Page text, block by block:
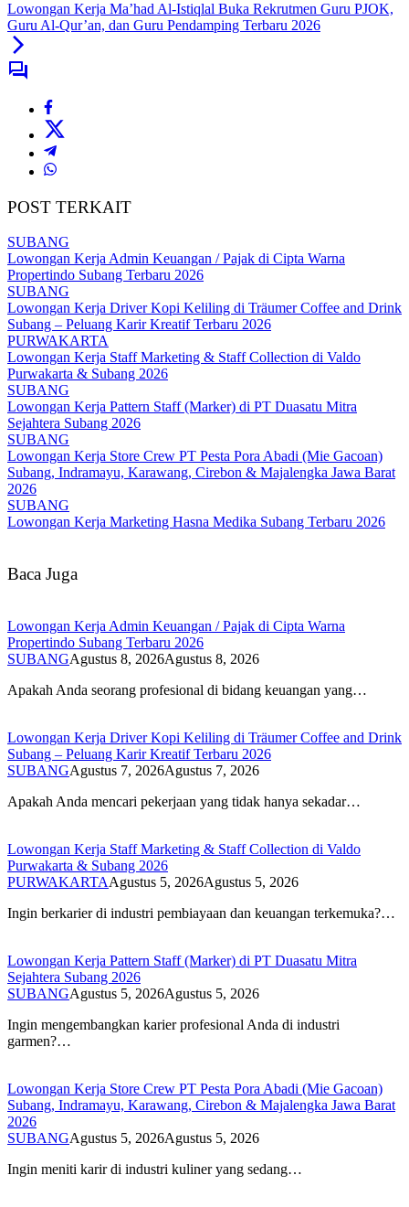
Lowongan Kerja Ma’had Al-Istiqlal Buka Rekrutmen Guru PJOK,
Guru Al-Qur’an, dan Guru Pendamping Terbaru 2026
POST TERKAIT
SUBANG
Lowongan Kerja Admin Keuangan / Pajak di Cipta Warna
Propertindo Subang Terbaru 2026
SUBANG
Lowongan Kerja Driver Kopi Keliling di Träumer Coffee and Drink
Subang – Peluang Karir Kreatif Terbaru 2026
PURWAKARTA
Lowongan Kerja Staff Marketing & Staff Collection di Valdo
Purwakarta & Subang 2026
SUBANG
Lowongan Kerja Pattern Staff (Marker) di PT Duasatu Mitra
Sejahtera Subang 2026
SUBANG
Lowongan Kerja Store Crew PT Pesta Pora Abadi (Mie Gacoan)
Subang, Indramayu, Karawang, Cirebon & Majalengka Jawa Barat
2026
SUBANG
Lowongan Kerja Marketing Hasna Medika Subang Terbaru 2026
Baca Juga
Lowongan Kerja Admin Keuangan / Pajak di Cipta Warna
Propertindo Subang Terbaru 2026
SUBANGAgustus 8, 2026Agustus 8, 2026
Apakah Anda seorang profesional di bidang keuangan yang…
Lowongan Kerja Driver Kopi Keliling di Träumer Coffee and Drink
Subang – Peluang Karir Kreatif Terbaru 2026
SUBANGAgustus 7, 2026Agustus 7, 2026
Apakah Anda mencari pekerjaan yang tidak hanya sekadar…
Lowongan Kerja Staff Marketing & Staff Collection di Valdo
Purwakarta & Subang 2026
PURWAKARTAAgustus 5, 2026Agustus 5, 2026
Ingin berkarier di industri pembiayaan dan keuangan terkemuka?…
Lowongan Kerja Pattern Staff (Marker) di PT Duasatu Mitra
Sejahtera Subang 2026
SUBANGAgustus 5, 2026Agustus 5, 2026
Ingin mengembangkan karier profesional Anda di industri
garmen?…
Lowongan Kerja Store Crew PT Pesta Pora Abadi (Mie Gacoan)
Subang, Indramayu, Karawang, Cirebon & Majalengka Jawa Barat
2026
SUBANGAgustus 5, 2026Agustus 5, 2026
Ingin meniti karir di industri kuliner yang sedang…